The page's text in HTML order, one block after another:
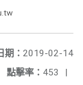
期： 2019-02-14
點擊率： 453 |